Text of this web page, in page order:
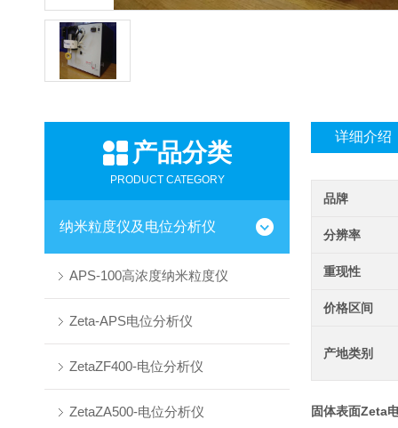
产品分类
PRODUCT CATEGORY
纳米粒度仪及电位分析仪
APS-100高浓度纳米粒度仪
Zeta-APS电位分析仪
ZetaZF400-电位分析仪
ZetaZA500-电位分析仪
详细介绍
品牌
分辨率
重现性
价格区间
产地类别
固体表面Zeta